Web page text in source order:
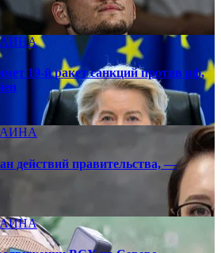
19-й ракет санкций против рф,
действий правительства, —